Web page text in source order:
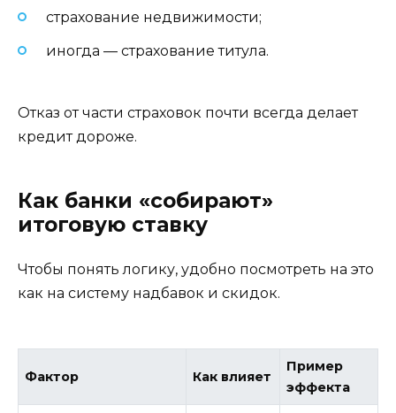
страхование недвижимости;
иногда — страхование титула.
Отказ от части страховок почти всегда делает
кредит дороже.
Как банки «собирают»
итоговую ставку
Чтобы понять логику, удобно посмотреть на это
как на систему надбавок и скидок.
Фактор Как влияет
Пример
эффекта